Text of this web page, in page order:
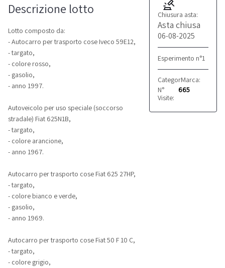
Chiusura asta:
Asta chiusa
06-08-2025
Esperimento n°1
Categoria: Autocarri
Marca:
N°
Visite:
665
Descrizione lotto
Lotto composto da:
- Autocarro per trasporto cose Iveco 59E12,
- targato,
- colore rosso,
- gasolio,
- anno 1997.
Autoveicolo per uso speciale (soccorso
stradale) Fiat 625N1B,
- targato,
- colore arancione,
- anno 1967.
Autocarro per trasporto cose Fiat 625 27HP,
- targato,
- colore bianco e verde,
- gasolio,
- anno 1969.
Autocarro per trasporto cose Fiat 50 F 10 C,
- targato,
- colore grigio,